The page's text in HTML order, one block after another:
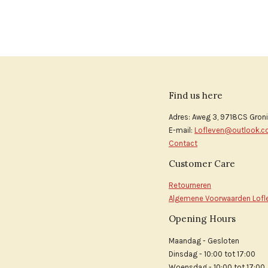
Find us here
Adres: Aweg 3, 9718CS
E-mail:
Contact
Customer Care
Retourneren
Algemene Voorwaarden
Opening Hours
Maandag - Gesloten
Dinsdag - 10:00 tot 17:00